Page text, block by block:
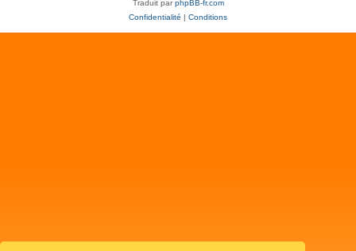
Traduit parphpBB-fr.com
Confidentialité | Conditions